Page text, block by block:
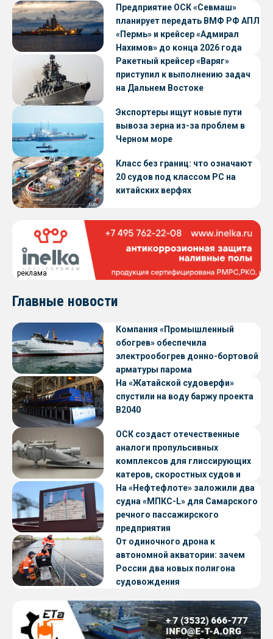
Предприятие ОСК «Севмаш»
планирует передать ВМФ РФ АПЛ
«Пермь» и крейсер «Адмирал
Нахимов» до конца 2026 года
Ракетный крейсер «Варяг»
приступил к выполнению задач
на Дальнем Востоке
Экспортеры ищут новые пути
вывоза зерна из-за проблем в
Черном море
Класс без границ: что означают
20 судов под классом РС на
китайских верфях
реклама
Главные новости
Компания «Промышленный
обогрев» обеспечила
электрообогрев донно-бортовой
арматуры парома
«Петропавловск» проекта CNF22
На «Жатайской судоверфи»
спустили на воду баржу проекта
В2040
ОСК создаст отечественные
аналоги пропульсивных
комплексов для глиссирующих
катеров, скоростных судов и
судов с малой осадкой
На «Нефтефлоте» заложили два
судна «МПКС-L» для Самарского
речного пассажирского
предприятия
От одиночного дрона к
автономной акватории: зачем
России два новых полигона
судовождения